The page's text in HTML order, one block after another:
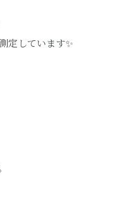
定しています✨